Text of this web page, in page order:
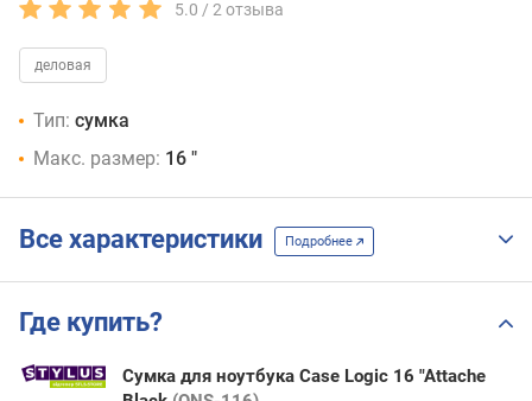
5.0 /2 отзыва
деловая
Тип: сумка
Макс. размер: 16 "
Все характеристики Подробнее
Где купить?
Сумка для ноутбука Case Logic 16 "Attache